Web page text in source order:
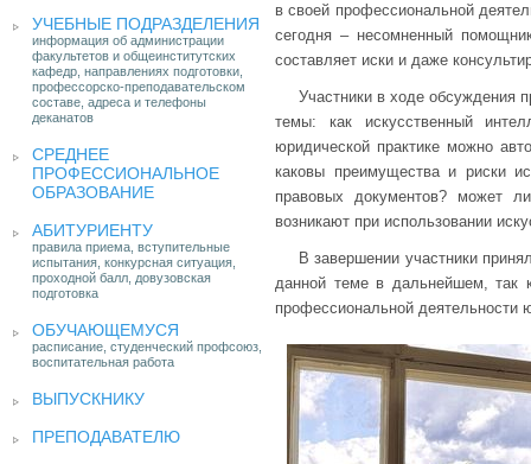
УЧЕБНЫЕ ПОДРАЗДЕЛЕНИЯ
информация об администрации
факультетов и общеинститутских
кафедр, направлениях подготовки,
профессорско-преподавательском
составе, адреса и телефоны
деканатов
СРЕДНЕЕ
ПРОФЕССИОНАЛЬНОЕ
ОБРАЗОВАНИЕ
АБИТУРИЕНТУ
правила приема, вступительные
испытания, конкурсная ситуация,
проходной балл, довузовская
подготовка
ОБУЧАЮЩЕМУСЯ
расписание, студенческий профсоюз,
воспитательная работа
ВЫПУСКНИКУ
ПРЕПОДАВАТЕЛЮ
в своей профессиональной
сегодня – несомненный
составляет иски и даже
Участники в ходе обсуждения
темы: как искусственный
юридической практике можно
каковы преимущества и риски
правовых документов? может
возникают при использовании
В завершении участники
данной теме в дальнейшем, так
профессиональной деятельности